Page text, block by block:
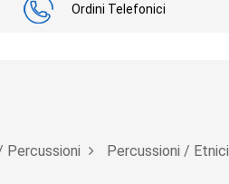
Ordini Telefonici
Percussioni Percussioni / Etnici